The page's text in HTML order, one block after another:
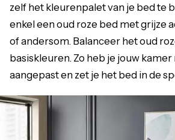
zelf het kleurenpalet van je bed te
enkel een oud roze bed met grijze
of andersom. Balanceer het oud
basiskleuren. Zo heb je jouw kamer
aangepast en zet je het bed in de